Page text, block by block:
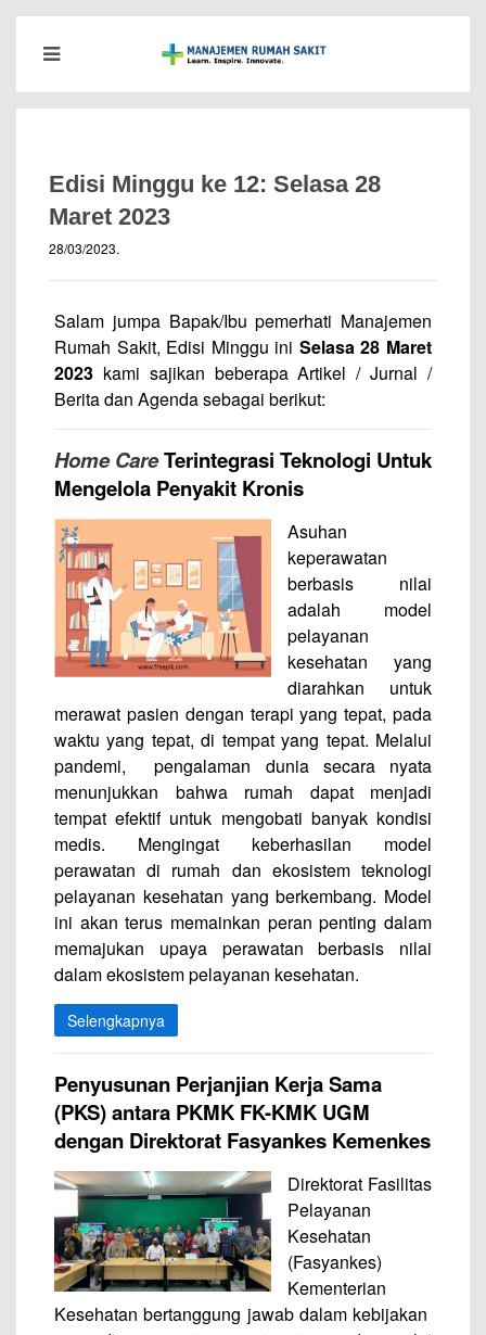
Edisi Minggu ke 12: Selasa 28
Maret 2023
28/03/2023.
Salam jumpa Bapak/Ibu pemerhati Manajemen
Rumah Sakit, Edisi Minggu ini Selasa 28 Maret
2023 kami sajikan beberapa Artikel / Jurnal /
Berita dan Agenda sebagai berikut:
Home CareTerintegrasi Teknologi Untuk
Mengelola Penyakit Kronis
Asuhan
keperawatan
berbasis nilai
adalah model
pelayanan
kesehatan yang
diarahkan untuk
merawat pasien dengan terapi yang tepat, pada
waktu yang tepat, di tempat yang tepat. Melalui
pandemi, pengalaman dunia secara nyata
menunjukkan bahwa rumah dapat menjadi
tempat efektif untuk mengobati banyak kondisi
medis. Mengingat keberhasilan model
perawatan di rumah dan ekosistem teknologi
pelayanan kesehatan yang berkembang. Model
ini akan terus memainkan peran penting dalam
memajukan upaya perawatan berbasis nilai
dalam ekosistem pelayanan kesehatan.
Selengkapnya
Penyusunan Perjanjian Kerja Sama
(PKS) antara PKMK FK-KMK UGM
dengan Direktorat Fasyankes Kemenkes
Direktorat Fasilitas
Pelayanan
Kesehatan
(Fasyankes)
Kementerian
Kesehatan bertanggung jawab dalam kebijakan